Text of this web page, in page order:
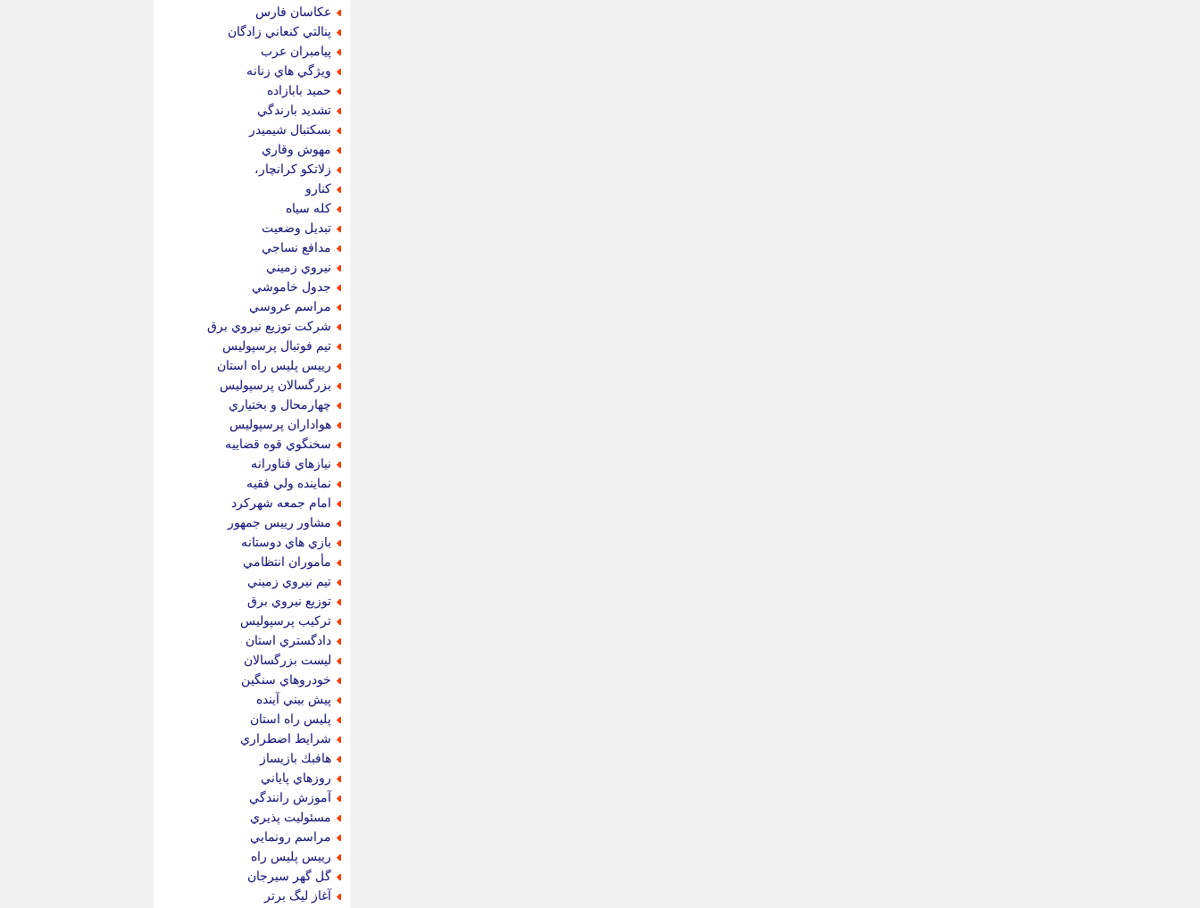
عكاسان فارس
پنالتي كنعاني زادگان
پيامبران عرب
ويژگي هاي زنانه
حميد بابازاده
تشديد بارندگي
بسكتبال شيميدر
مهوش وقاري
زلاتكو كرانچار،
كنارو
كله سياه
تبديل وضعيت
مدافع نساجي
نيروي زميني
جدول خاموشي
مراسم عروسي
شركت توزيع نيروي برق
تيم فوتبال پرسپوليس
رييس پليس راه استان
بزرگسالان پرسپوليس
چهارمحال و بختياري
هواداران پرسپوليس
سخنگوي قوه قضاييه
نيازهاي فناورانه
نماينده ولي فقيه
امام جمعه شهركرد
مشاور رييس جمهور
بازي هاي دوستانه
مأموران انتظامي
تيم نيروي زميني
توزيع نيروي برق
تركيب پرسپوليس
دادگستري استان
ليست بزرگسالان
خودروهاي سنگين
پيش بيني آينده
پليس راه استان
شرايط اضطراري
هافبك بازيساز
روزهاي پاياني
آموزش رانندگي
مسئوليت پذيري
مراسم رونمايي
رييس پليس راه
گل گهر سيرجان
آغاز ليگ برتر